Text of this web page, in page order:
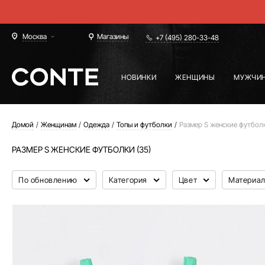
Москва Магазины +7 (495) 280-33-48
НОВИНКИ ЖЕНЩИНЫ
Домой Женщинам Одежда Топы и футболки Размер S женские
РАЗМЕР S ЖЕНСКИЕ ФУТБОЛКИ (35)
По обновлению Категория Цвет Материал